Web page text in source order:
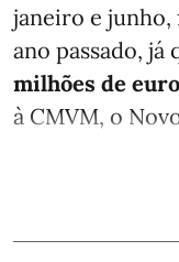
janeiro e junho,
ano passado, já
milhões de
à CMVM, o